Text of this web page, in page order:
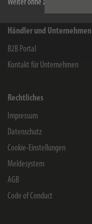
Weiter ohne zu akzeptieren
Händler und Unternehmen
B2B Portal
Kontakt für Unternehmen
Rechtliches
Impressum
Datenschutz
Cookie-Einstellungen
Meldesystem
AGB
Code of Conduct